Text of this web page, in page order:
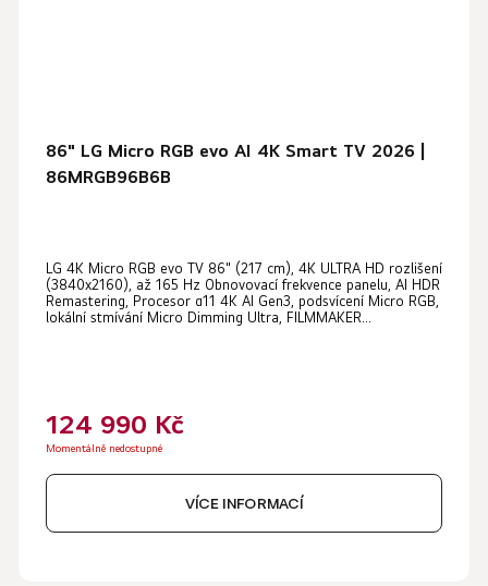
86" LG Micro RGB evo AI 4K Smart TV 2026 |
86MRGB96B6B
LG 4K Micro RGB evo TV 86" (217 cm), 4K ULTRA HD rozlišení
(3840x2160), až 165 Hz Obnovovací frekvence panelu, AI HDR
Remastering, Procesor α11 4K AI Gen3, podsvícení Micro RGB,
lokální stmívání Micro Dimming Ultra, FILMMAKER...
124 990 Kč
Momentálně nedostupné
VÍCE INFORMACÍ